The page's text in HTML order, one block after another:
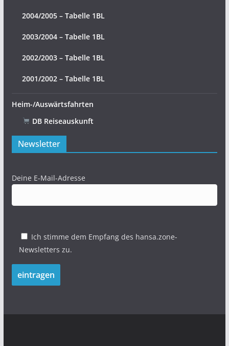
2004/2005 – Tabelle 1BL
2003/2004 – Tabelle 1BL
2002/2003 – Tabelle 1BL
2001/2002 – Tabelle 1BL
Heim-/Auswärtsfahrten
DB Reiseauskunft
Newsletter
Deine E-Mail-Adresse
Ich stimme dem Empfang des hansa.zone-
Newsletters zu.